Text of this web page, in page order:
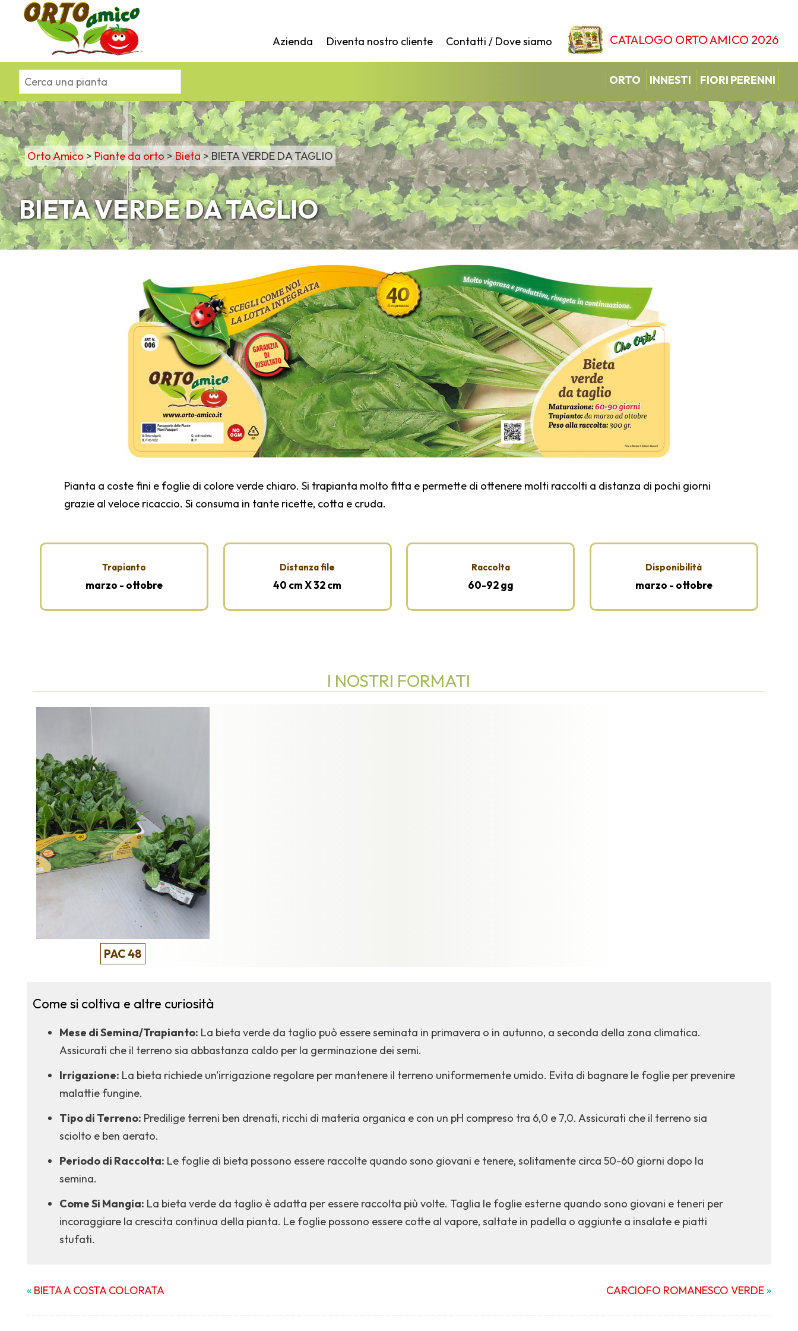
Azienda Diventa nostro cliente Contatti / Dove siamo CATALOGO ORTO AMICO 2026
ORTO INNESTI FIORI PERENNI
Orto Amico >Piante da orto >Bieta> BIETA VERDE DA TAGLIO
BIETA VERDE DA TAGLIO
Pianta a coste fini e foglie di colore verde chiaro. Si trapianta molto fitta e permette di ottenere molti raccolti a distanza di pochi giorni
grazie al veloce ricaccio. Si consuma in tante ricette, cotta e cruda.
Trapianto
marzo - ottobre
Distanza file
40 cm X 32 cm
Raccolta
60-92 gg
Disponibilità
marzo - ottobre
I NOSTRI FORMATI
PAC 48
Come si coltiva e altre curiosità
Mese di Semina/Trapianto: La bieta verde da taglio può essere seminata in primavera o in autunno, a seconda della zona climatica.
Assicurati che il terreno sia abbastanza caldo per la germinazione dei semi.
Irrigazione: La bieta richiede un'irrigazione regolare per mantenere il terreno uniformemente umido. Evita di bagnare le foglie per prevenire
malattie fungine.
Tipo di Terreno: Predilige terreni ben drenati, ricchi di materia organica e con un pH compreso tra 6,0 e 7,0. Assicurati che il terreno sia
sciolto e ben aerato.
Periodo di Raccolta: Le foglie di bieta possono essere raccolte quando sono giovani e tenere, solitamente circa 50-60 giorni dopo la
semina.
Come Si Mangia: La bieta verde da taglio è adatta per essere raccolta più volte. Taglia le foglie esterne quando sono giovani e teneri per
incoraggiare la crescita continua della pianta. Le foglie possono essere cotte al vapore, saltate in padella o aggiunte a insalate e piatti
stufati.
« BIETA A COSTA COLORATA CARCIOFO ROMANESCO VERDE»